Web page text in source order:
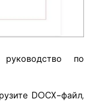
по
DOCX-файл,